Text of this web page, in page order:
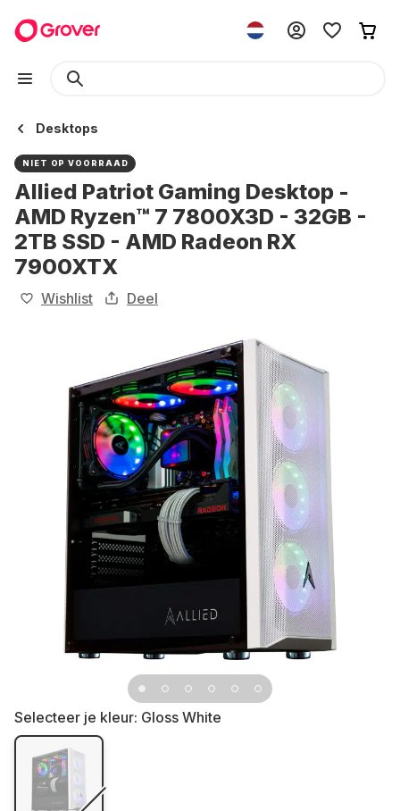
Desktops
NIET OP VOORRAAD
Allied Patriot Gaming Desktop -
AMD Ryzen™ 7 7800X3D - 32GB -
2TB SSD - AMD Radeon RX
7900XTX
Wishlist Deel
Selecteer je kleur: Gloss White